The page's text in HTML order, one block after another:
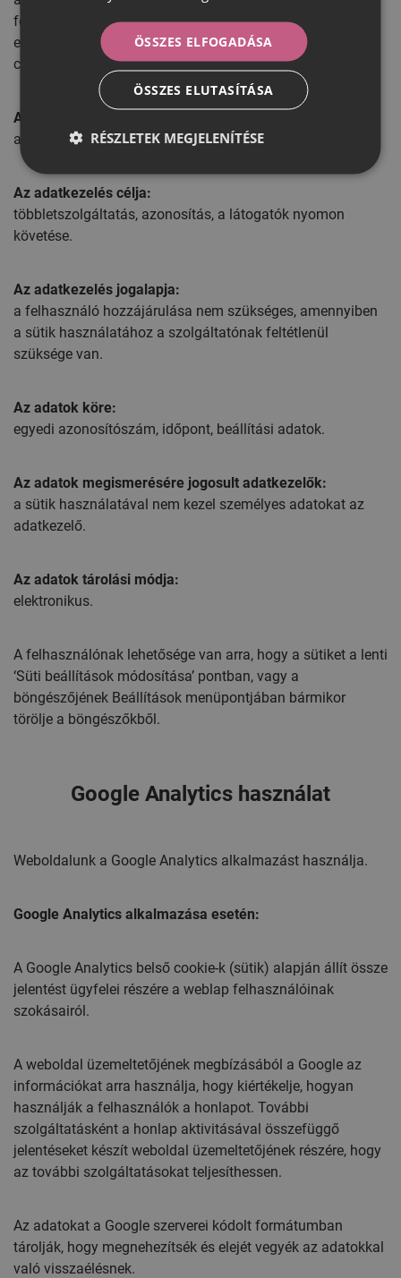
felelőssége, azonban a felhasználók az alapvető
elővigyázatossági intézkedések megtételével minimálisra
csökkenthetik a nem kívánt adatgyűjtés kockázatát.
Az adatkezelésben érintettek köre:
a weboldal látogatói.
Az adatkezelés célja:
többletszolgáltatás, azonosítás, a látogatók nyomon
követése.
Az adatkezelés jogalapja:
a felhasználó hozzájárulása nem szükséges, amennyiben
a sütik használatához a szolgáltatónak feltétlenül
szüksége van.
Az adatok köre:
egyedi azonosítószám, időpont, beállítási adatok.
Az adatok megismerésére jogosult adatkezelők:
a sütik használatával nem kezel személyes adatokat az
adatkezelő.
Az adatok tárolási módja:
elektronikus.
A felhasználónak lehetősége van arra, hogy a sütiket a lenti
‘Süti beállítások módosítása’ pontban, vagy a
böngészőjének Beállítások menüpontjában bármikor
törölje a böngészőkből.
Google Analytics használat
Weboldalunk a Google Analytics alkalmazást használja.
Google Analytics alkalmazása esetén:
A Google Analytics belső cookie-k (sütik) alapján állít össze
jelentést ügyfelei részére a weblap felhasználóinak
szokásairól.
A weboldal üzemeltetőjének megbízásából a Google az
információkat arra használja, hogy kiértékelje, hogyan
használják a felhasználók a honlapot. További
szolgáltatásként a honlap aktivitásával összefüggő
jelentéseket készít weboldal üzemeltetőjének részére, hogy
az további szolgáltatásokat teljesíthessen.
Az adatokat a Google szerverei kódolt formátumban
tárolják, hogy megnehezítsék és elejét vegyék az adatokkal
való visszaélésnek.
ÖSSZES ELFOGADÁSA
ÖSSZES ELUTASÍTÁSA
RÉSZLETEK MEGJELENÍTÉSE